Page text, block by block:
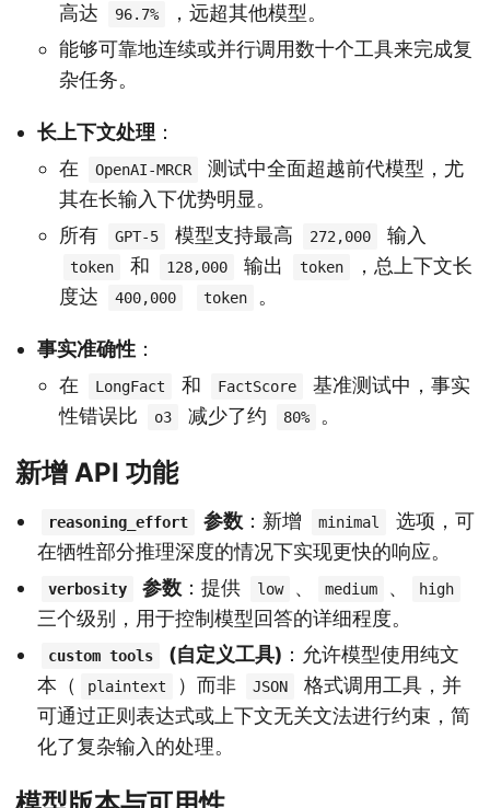
高达
96.7%
，远超其他模型。
能够可靠地连续或并行调用数十个工具来完成复
杂任务。
长上下文处理 ：
在
OpenAI-MRCR
测试中全面超越前代模型，尤
其在长输入下优势明显。
所有
GPT-5 模型支持最高 272,000 输入
token 和 128,000 输出 token
，总上下文长
度达
400,000 token 。
事实准确性 ：
在
LongFact 和 FactScore
基准测试中，事实
性错误比
o3 减少了约 80% 。
新增 API 功能
reasoning_effort 参数 ：新增 minimal
选项，可
在牺牲部分推理深度的情况下实现更快的响应。
verbosity 参数 ：提供 low 、 medium 、 high
三个级别，用于控制模型回答的详细程度。
custom tools (自定义工具) ：允许模型使用纯文
本（
plaintext ）而非 JSON
格式调用工具，并
可通过正则表达式或上下文无关文法进行约束，简
化了复杂输入的处理。